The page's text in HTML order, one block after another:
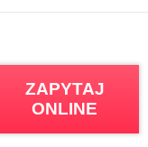
ZAPYTAJ
ONLINE